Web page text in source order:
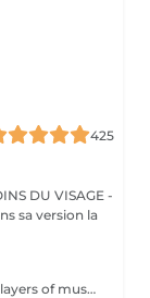
425
DU VISAGE -
Go deep. Release. Restore. Targets the deeper layers of muscles and connective tissue to relieve chronic pain, stiffness, and tension. Using slow, firm strokes and deep pressure, this massage helps to release knots, restore mobility, and promote long-term muscle health. Ideal for clients with persistent tension or physically demanding lifestyles. Age restrictions: there are no age restrictions for this procedure. Post procedure recommendations: do not do sport and any sharp movements 2-3 hours after the procedure. Frequency: 1-2 times per week, 10 times in total. Repeat once in 3-6 months.